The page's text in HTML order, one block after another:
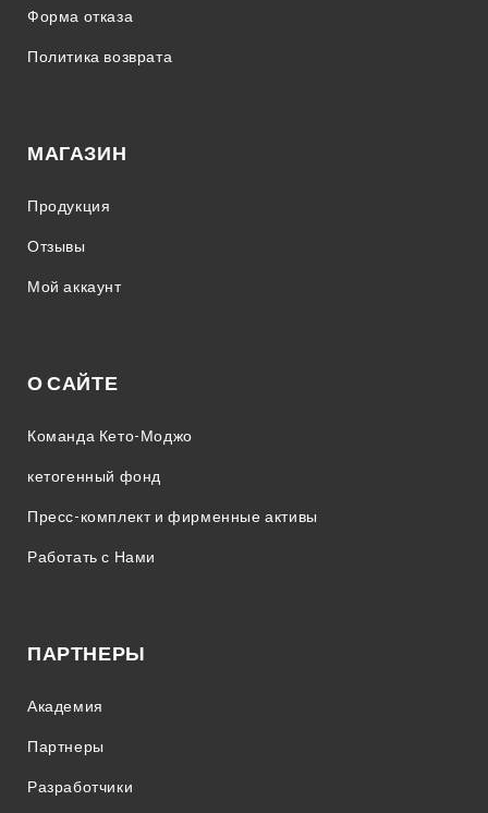
Форма отказа
Политика возврата
МАГАЗИН
Продукция
Отзывы
Мой аккаунт
О САЙТЕ
Команда Кето-Моджо
кетогенный фонд
Пресс-комплект и фирменные активы
Работать с Нами
ПАРТНЕРЫ
Академия
Партнеры
Разработчики